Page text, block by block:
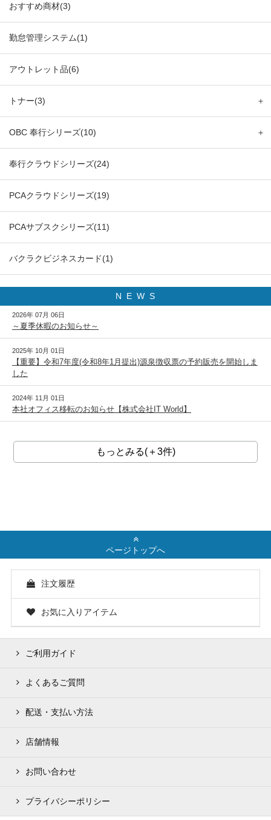
おすすめ商材(3)
勤怠管理システム(1)
アウトレット品(6)
トナー(3) ＋
OBC 奉行シリーズ(10) ＋
奉行クラウドシリーズ(24)
PCAクラウドシリーズ(19)
PCAサブスクシリーズ(11)
バクラクビジネスカード(1)
N E W S
2026年 07月 06日
～夏季休暇のお知らせ～
2025年 10月 01日
【重要】令和7年度(令和8年1月提出)源泉徴収票の予約販売を開始しま
した
2024年 11月 01日
本社オフィス移転のお知らせ【株式会社IT World】
もっとみる(＋3件)
ページトップへ
注文履歴
お気に入りアイテム
ご利用ガイド
よくあるご質問
配送・支払い方法
店舗情報
お問い合わせ
プライバシーポリシー